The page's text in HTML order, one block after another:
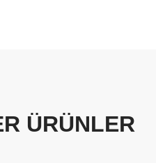
ÜRÜNLER